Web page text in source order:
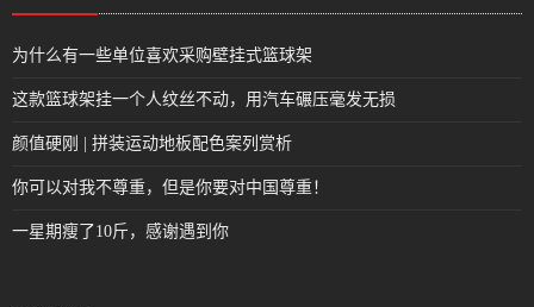
为什么有一些单位喜欢采购壁挂式篮球架
这款篮球架挂一个人纹丝不动，用汽车碾压毫发无损
颜值硬刚 | 拼装运动地板配色案列赏析
你可以对我不尊重，但是你要对中国尊重！
一星期瘦了10斤，感谢遇到你